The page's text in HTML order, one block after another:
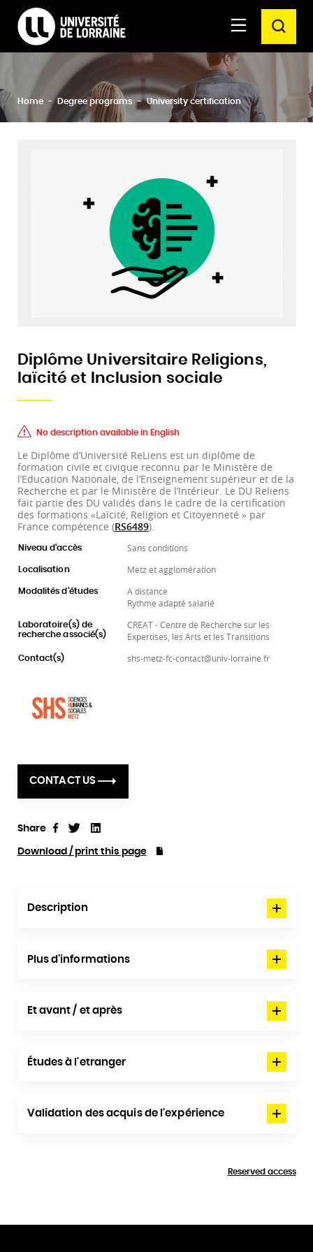
contenu
principal
moteur
de
recherche
Search
Close
Home Degree programs University certification
Diplôme Universitaire Religions,
laïcité et Inclusion sociale
No description available in English
Le Diplôme d’Université ReLiens est un diplôme de
formation civile et civique reconnu par le Ministère de
l’Education Nationale, de l’Enseignement supérieur et de la
Recherche et par le Ministère de l’Intérieur. Le DU Reliens
fait partie des DU validés dans le cadre de la certification
des formations «Laïcité, Religion et Citoyenneté » par
France compétence (RS6489).
Niveau d'accès Sans conditions
Localisation Metz et agglomération
Modalités d'études
A distance
Rythme adapté salarié
Laboratoire(s) de
recherche associé(s)
CREAT - Centre de Recherche sur les
Expertises, les Arts et les Transitions
Contact(s) shs-metz-fc-contact@univ-lorraine.fr
CONTACT US
Share ShareTweet
Download / print this page
Description
Plus d'informations
Et avant / et après
Études à l'etranger
Validation des acquis de l'expérience
Reserved access